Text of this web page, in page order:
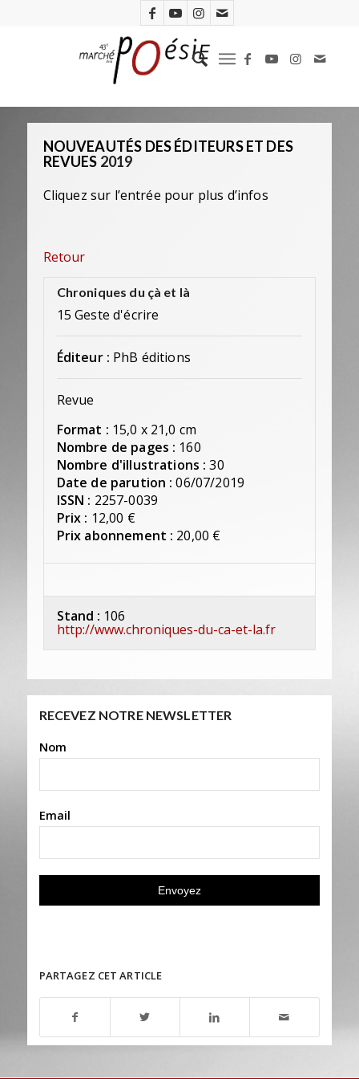
NOUVEAUTÉS DES ÉDITEURS ET DES
REVUES 2019
Cliquez sur l’entrée pour plus d’infos
Retour
Chroniques du çà et là
15 Geste d'écrire
Éditeur : PhB éditions
Revue
Format : 15,0 x 21,0 cm
Nombre de pages : 160
Nombre d'illustrations : 30
Date de parution : 06/07/2019
ISSN : 2257-0039
Prix : 12,00 €
Prix abonnement : 20,00 €
Stand : 106
http://www.chroniques-du-ca-et-la.fr
RECEVEZ NOTRE NEWSLETTER
Nom
Email
PARTAGEZ CET ARTICLE